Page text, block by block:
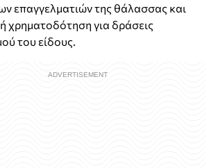
επαγγελματιών της θάλασσας και
χρηματοδότηση για δράσεις
του είδους.